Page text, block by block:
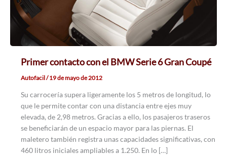
Primer contacto con el BMW Serie 6 Gran Coupé
Autofacil/19 de mayo de 2012
Su carrocería supera ligeramente los 5 metros de longitud, lo
que le permite contar con una distancia entre ejes muy
elevada, de 2,98 metros. Gracias a ello, los pasajeros traseros
se beneficiarán de un espacio mayor para las piernas. El
maletero también registra unas capacidades significativas, con
460 litros iniciales ampliables a 1.250. En lo […]